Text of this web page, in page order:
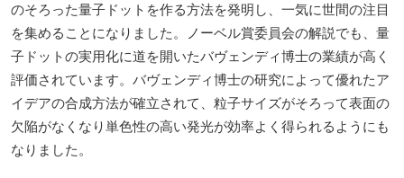
のそろった量子ドットを作る方法を発明し、一気に世間の注目
を集めることになりました。ノーベル賞委員会の解説でも、量
子ドットの実用化に道を開いたバヴェンディ博士の業績が高く
評価されています。バヴェンディ博士の研究によって優れたア
イデアの合成方法が確立されて、粒子サイズがそろって表面の
欠陥がなくなり単色性の高い発光が効率よく得られるようにも
なりました。